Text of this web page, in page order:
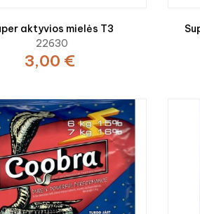
aktyvios mielės T3
22630
3,00 €